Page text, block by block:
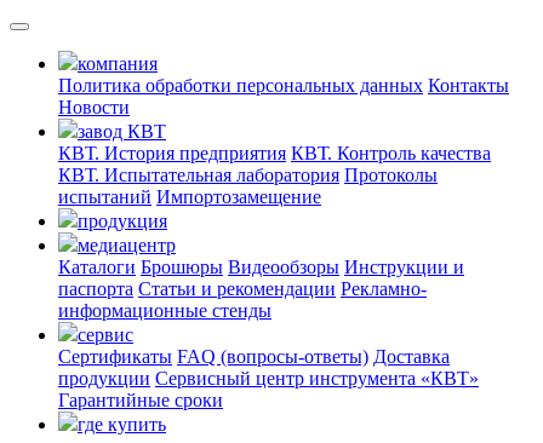
компания
Политика обработки персональных данных Контакты
Новости
завод КВТ
КВТ. История предприятия КВТ. Контроль качества
КВТ. Испытательная лаборатория Протоколы
испытаний Импортозамещение
продукция
медиацентр
Каталоги Брошюры Видеообзоры Инструкции и
паспорта Статьи и рекомендации Рекламно-
информационные стенды
сервис
Сертификаты FAQ (вопросы-ответы) Доставка
продукции Сервисный центр инструмента «КВТ»
Гарантийные сроки
где купить